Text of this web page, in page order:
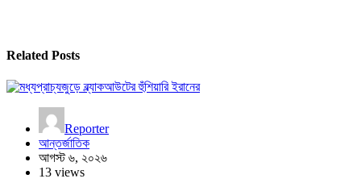
Related Posts
Reporter
আন্তর্জাতিক
আগস্ট ৬, ২০২৬
13 views